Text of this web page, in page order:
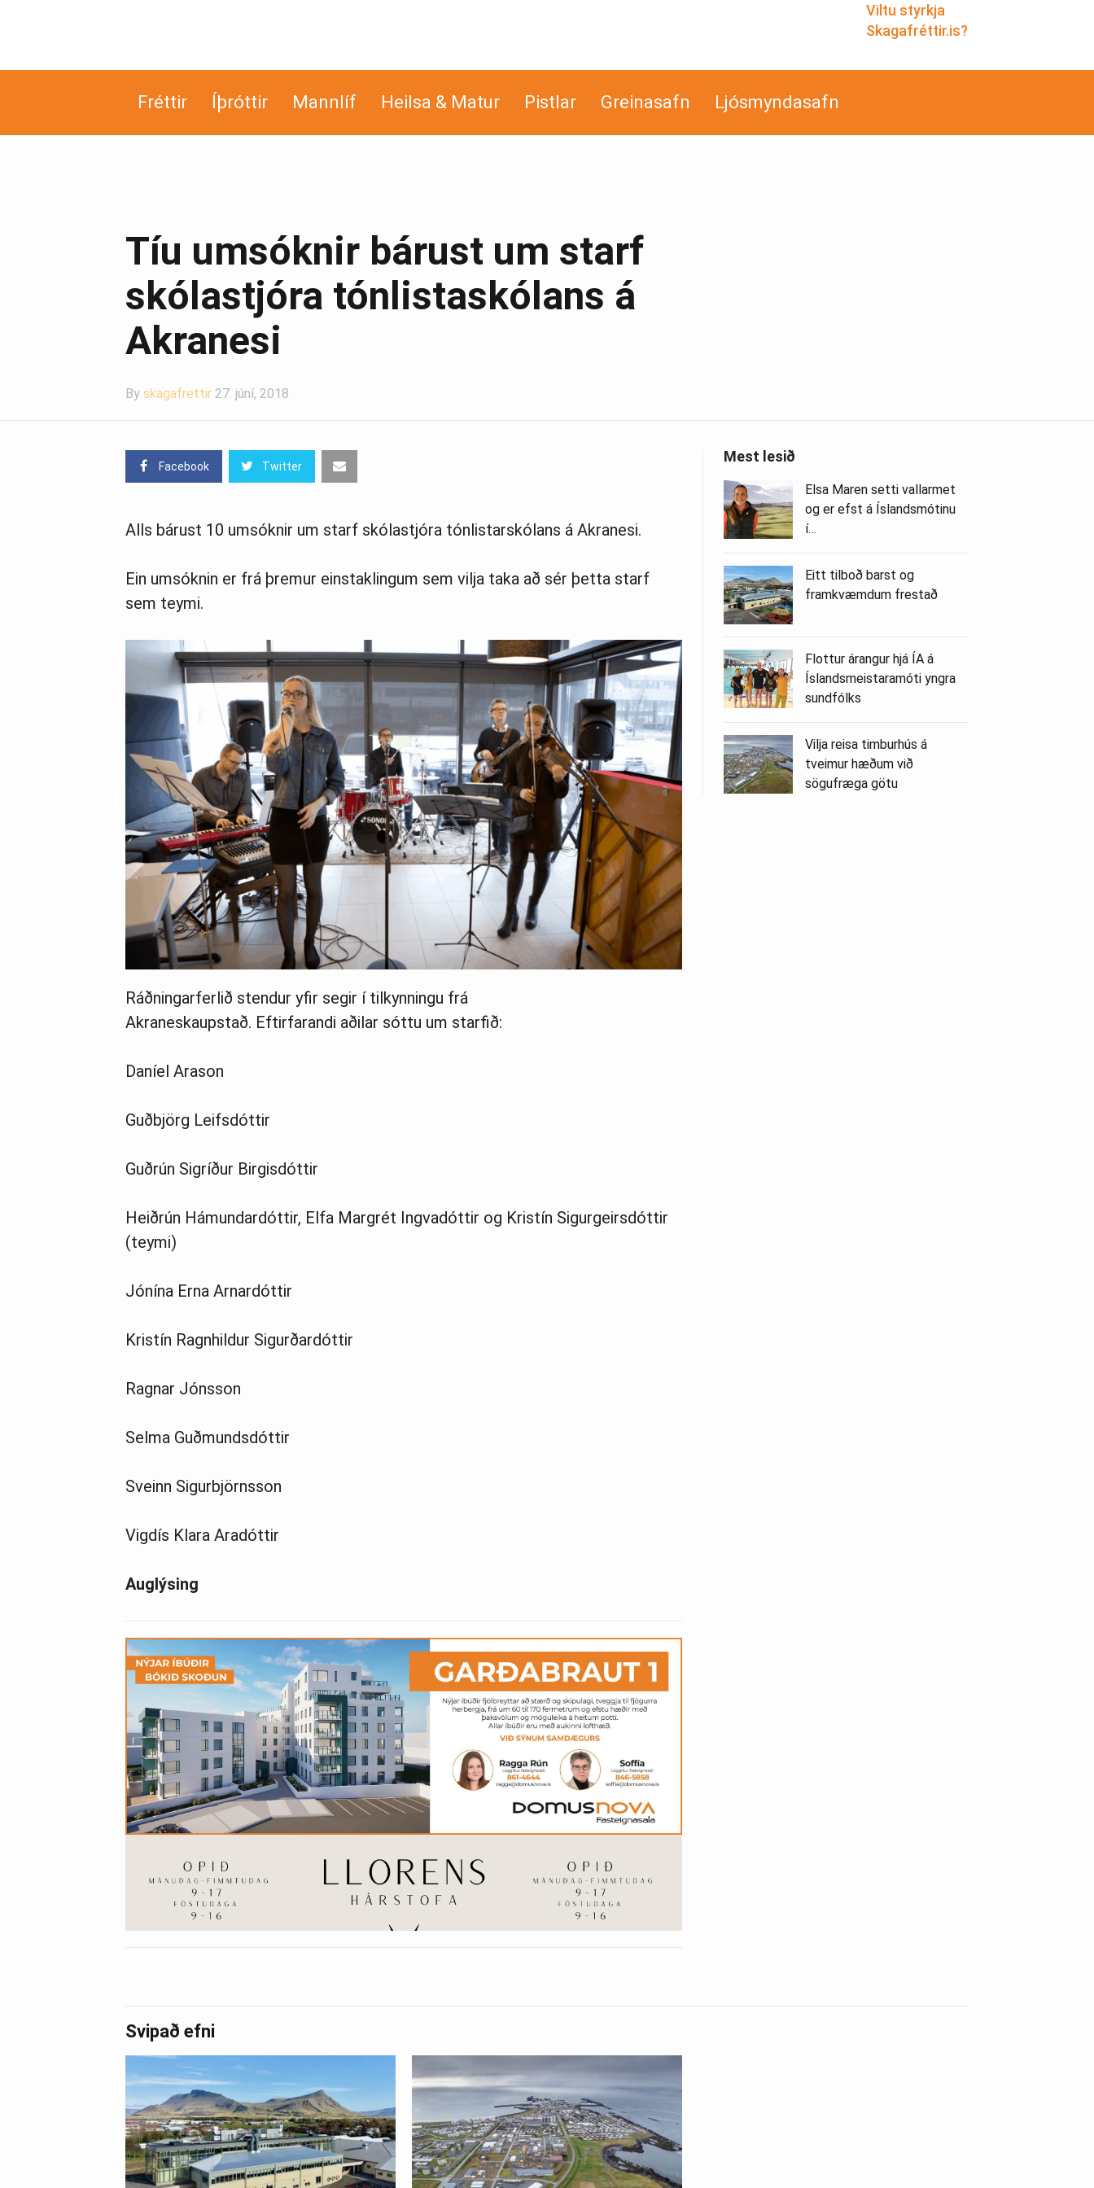
Viltu styrkja
Skagafréttir.is?
Fréttir Íþróttir Mannlíf Heilsa & Matur Pistlar Greinasafn Ljósmyndasafn
Tíu umsóknir bárust um starf
skólastjóra tónlistaskólans á
Akranesi
By skagafrettir 27. júní, 2018
Facebook Twitter
Alls bárust 10 umsóknir um starf skólastjóra tónlistarskólans á Akranesi.
Ein umsóknin er frá þremur einstaklingum sem vilja taka að sér þetta starf
sem teymi.
Ráðningarferlið stendur yfir segir í tilkynningu frá
Akraneskaupstað. Eftirfarandi aðilar sóttu um starfið:
Daníel Arason
Guðbjörg Leifsdóttir
Guðrún Sigríður Birgisdóttir
Heiðrún Hámundardóttir, Elfa Margrét Ingvadóttir og Kristín Sigurgeirsdóttir
(teymi)
Jónína Erna Arnardóttir
Kristín Ragnhildur Sigurðardóttir
Ragnar Jónsson
Selma Guðmundsdóttir
Sveinn Sigurbjörnsson
Vigdís Klara Aradóttir
Auglýsing
Mest lesið
Elsa Maren setti vallarmet
og er efst á Íslandsmótinu
í…
Eitt tilboð barst og
framkvæmdum frestað
Flottur árangur hjá ÍA á
Íslandsmeistaramóti yngra
sundfólks
Vilja reisa timburhús á
tveimur hæðum við
sögufræga götu
Svipað efni